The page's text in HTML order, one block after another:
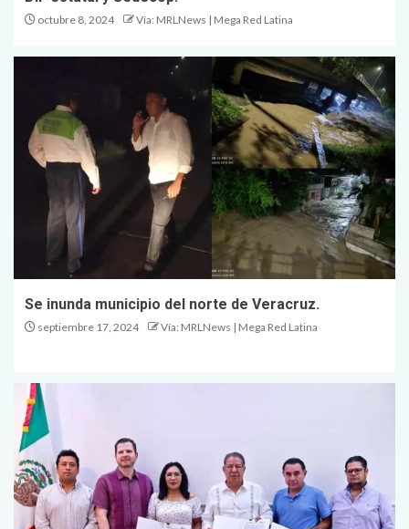
octubre 8, 2024 Vía: MRLNews | Mega Red Latina
Se inunda municipio del norte de Veracruz.
septiembre 17, 2024 Vía: MRLNews | Mega Red Latina